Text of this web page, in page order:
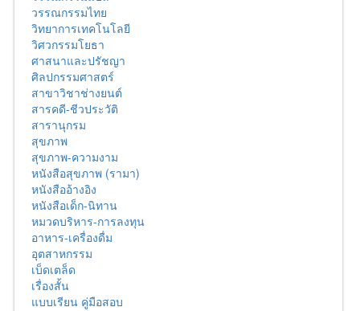
วรรณกรรมไทย
วิทยาการเทคโนโลยี
วิศวกรรมโยธา
ศาสนาและปรัชญา
ศิลปกรรมศาสตร์
สาขาวิชาช่างยนต์
สารคดี-ชีวประวัติ
สารานุกรม
สุขภาพ
สุขภาพ-ความงาม
หนังสือสุขภาพ (รามา)
หนังสืออ้างอิง
หนังสือเด็ก-นิทาน
หมวดบริหาร-การลงทุน
อาหาร-เครื่องดื่ม
อุตสาหกรรม
เบ็ดเตล็ด
เรื่องสั้น
แบบเรียน คู่มือสอบ